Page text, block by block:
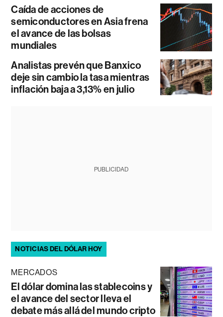
Caída de acciones de
semiconductores en Asia frena
el avance de las bolsas
mundiales
Analistas prevén que Banxico
deje sin cambio la tasa mientras
inflación baja a 3,13% en julio
PUBLICIDAD
NOTICIAS DEL DÓLAR HOY
MERCADOS
El dólar domina las stablecoins y
el avance del sector lleva el
debate más allá del mundo cripto